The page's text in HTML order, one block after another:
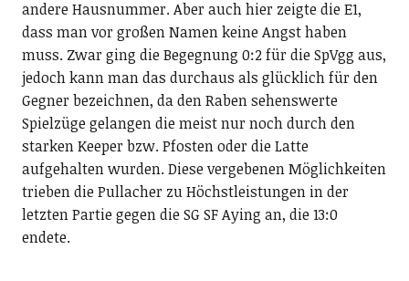
andere Hausnummer. Aber auch hier zeigte die E1,
dass man vor großen Namen keine Angst haben
muss. Zwar ging die Begegnung 0:2 für die SpVgg aus,
jedoch kann man das durchaus als glücklich für den
Gegner bezeichnen, da den Raben sehenswerte
Spielzüge gelangen die meist nur noch durch den
starken Keeper bzw. Pfosten oder die Latte
aufgehalten wurden. Diese vergebenen Möglichkeiten
trieben die Pullacher zu Höchstleistungen in der
letzten Partie gegen die SG SF Aying an, die 13:0
endete.